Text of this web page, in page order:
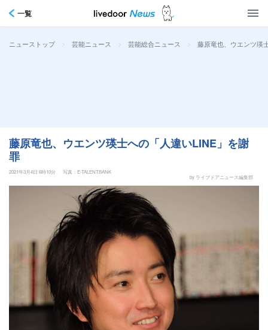
一覧
ニューストップ > 芸能ニュース > 芸能総合ニュース > 藤原竜也、ウエンツ瑛
藤原竜也、ウエンツ瑛士への「人違いLINE」を謝
罪
2021年3月4日 6時10分
写真：E-TALENTBANK
by ライブドアニュース編集部